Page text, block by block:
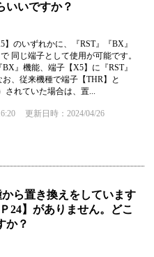
いいですか？
のいずれかに、『RST』『BX』
同じ端子として使用が可能です。
』機能、端子【X5】に『RST』
、従来機種で端子【THR】と
されていた場合は、置...
更新日時：2024/04/26
から置き換えをしています
24】がありません。どこ
か？